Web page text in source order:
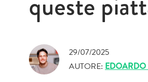
29/07/2025
AUTORE: